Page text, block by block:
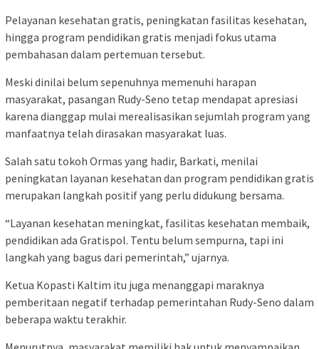
Pelayanan kesehatan gratis, peningkatan fasilitas kesehatan,
hingga program pendidikan gratis menjadi fokus utama
pembahasan dalam pertemuan tersebut.
Meski dinilai belum sepenuhnya memenuhi harapan
masyarakat, pasangan Rudy-Seno tetap mendapat apresiasi
karena dianggap mulai merealisasikan sejumlah program yang
manfaatnya telah dirasakan masyarakat luas.
Salah satu tokoh Ormas yang hadir, Barkati, menilai
peningkatan layanan kesehatan dan program pendidikan gratis
merupakan langkah positif yang perlu didukung bersama.
“Layanan kesehatan meningkat, fasilitas kesehatan membaik,
pendidikan ada Gratispol. Tentu belum sempurna, tapi ini
langkah yang bagus dari pemerintah,” ujarnya.
Ketua Kopasti Kaltim itu juga menanggapi maraknya
pemberitaan negatif terhadap pemerintahan Rudy-Seno dalam
beberapa waktu terakhir.